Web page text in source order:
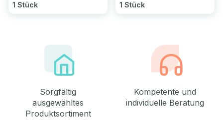
1 Stück 1 Stück
Sorgfältig
ausgewähltes
Produktsortiment
Kompetente und
individuelle Beratung